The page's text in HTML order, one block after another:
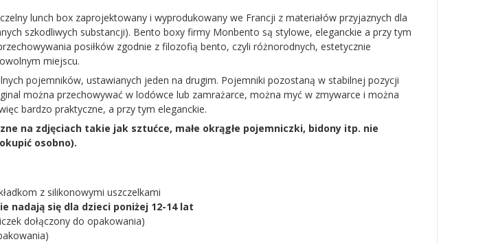
lunch box zaprojektowany i wyprodukowany we Francji z materiałów przyjaznych dla
szkodliwych substancji). Bento boxy firmy Monbento są stylowe, eleganckie a przy tym
posiłków zgodnie z filozofią bento, czyli różnorodnych, estetycznie
miejscu.
pojemników, ustawianych jeden na drugim. Pojemniki pozostaną w stabilnej pozycji
można przechowywać w lodówce lub zamrażarce, można myć w zmywarce i można
bardzo praktyczne, a przy tym eleganckie.
na zdjęciach takie jak sztućce, małe okrągłe pojemniczki, bidony itp. nie
osobno).
z silikonowymi uszczelkami
nadają się dla dzieci poniżej 12-14 lat
dołączony do opakowania)